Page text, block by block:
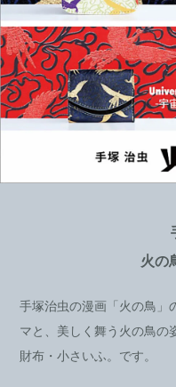
火の
手塚治虫の漫画「火の鳥」
マと、美しく舞う火の鳥の
財布・小さいふ。です。